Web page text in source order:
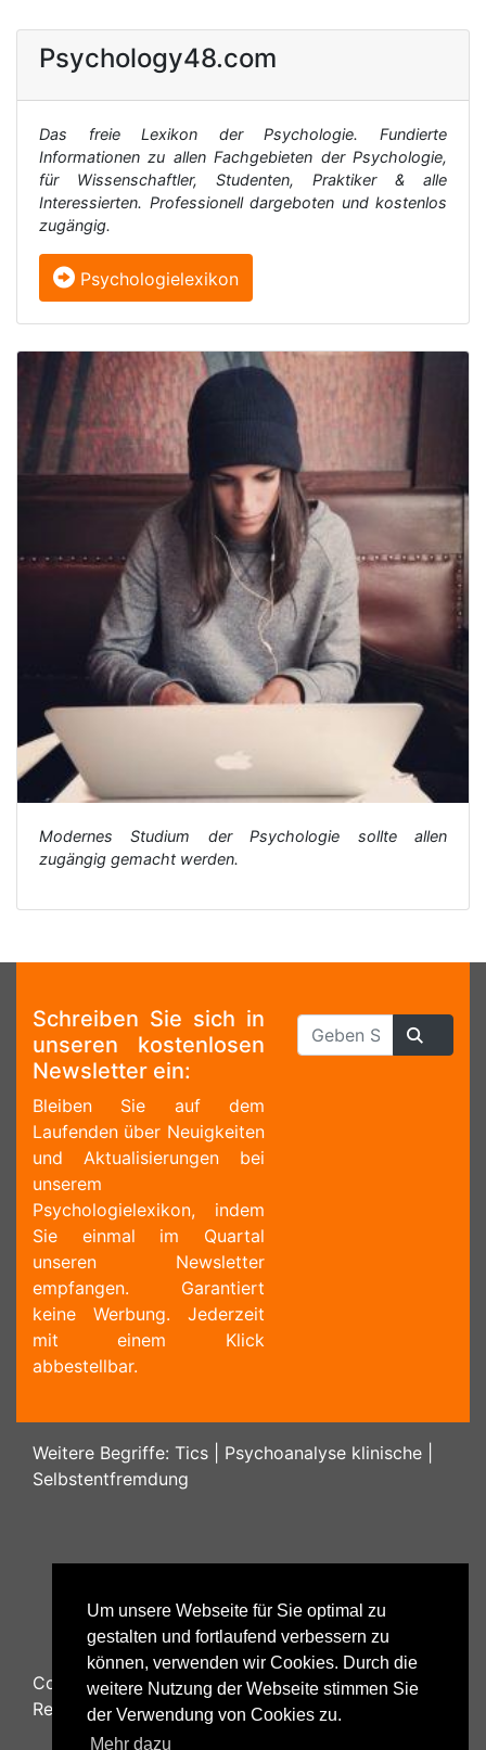
Um unsere Webseite für Sie optimal zu
gestalten und fortlaufend verbessern zu
können, verwenden wir Cookies. Durch die
weitere Nutzung der Webseite stimmen Sie
der Verwendung von Cookies zu.
Mehr dazu
Psychology48.com
Das freie Lexikon der Psychologie. Fundierte
Informationen zu allen Fachgebieten der Psychologie,
für Wissenschaftler, Studenten, Praktiker & alle
Interessierten. Professionell dargeboten und kostenlos
zugängig.
Psychologielexikon
Modernes Studium der Psychologie sollte allen
zugängig gemacht werden.
Schreiben Sie sich in
unseren kostenlosen
Newsletter ein:
Bleiben Sie auf dem
Laufenden über Neuigkeiten
und Aktualisierungen bei
unserem
Psychologielexikon, indem
Sie einmal im Quartal
unseren Newsletter
empfangen. Garantiert
keine Werbung. Jederzeit
mit einem Klick
abbestellbar.
Weitere Begriffe: Tics Psychoanalyse klinische
Selbstentfremdung
Copyright © 2026Psychology48.com - All Rights
Reserved.